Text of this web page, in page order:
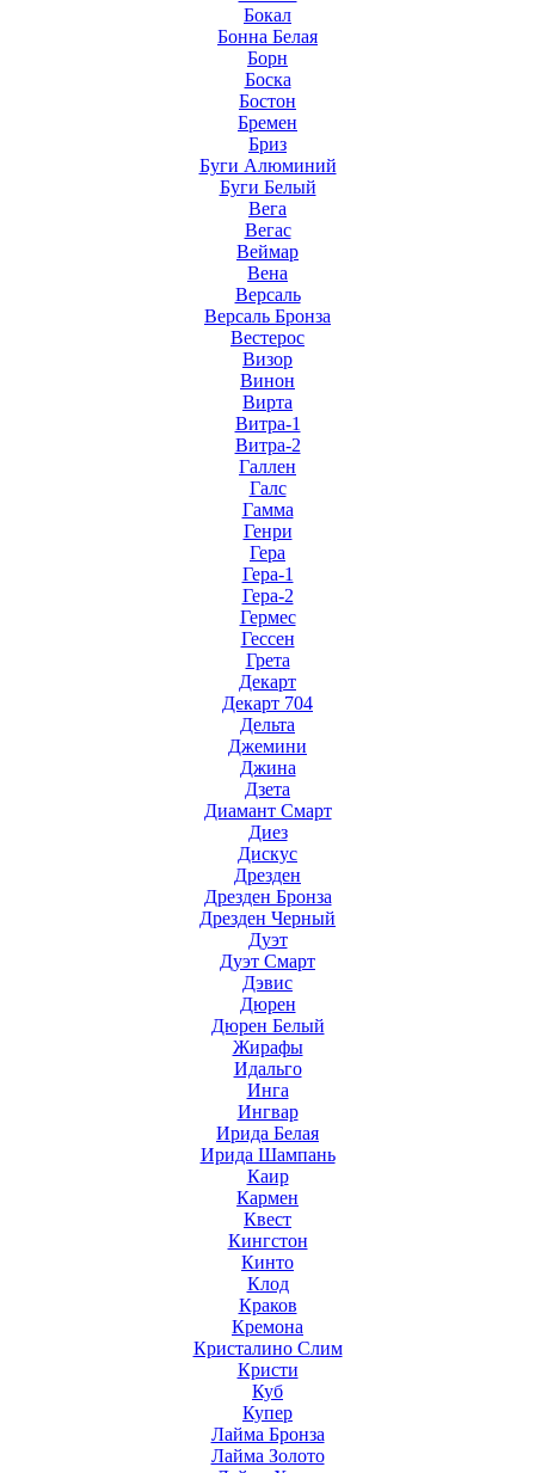
Бокал
Бонна Белая
Борн
Боска
Бостон
Бремен
Бриз
Буги Алюминий
Буги Белый
Вега
Вегас
Веймар
Вена
Версаль
Версаль Бронза
Вестерос
Визор
Винон
Вирта
Витра-1
Витра-2
Галлен
Галс
Гамма
Генри
Гера
Гера-1
Гера-2
Гермес
Гессен
Грета
Декарт
Декарт 704
Дельта
Джемини
Джина
Дзета
Диамант Смарт
Диез
Дискус
Дрезден
Дрезден Бронза
Дрезден Черный
Дуэт
Дуэт Смарт
Дэвис
Дюрен
Дюрен Белый
Жирафы
Идальго
Инга
Ингвар
Ирида Белая
Ирида Шампань
Каир
Кармен
Квест
Кингстон
Кинто
Клод
Краков
Кремона
Кристалино Слим
Кристи
Куб
Купер
Лайма Бронза
Лайма Золото